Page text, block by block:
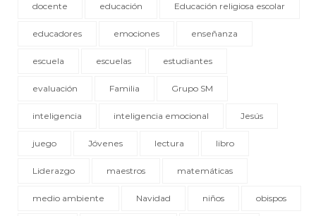
docente educación Educación religiosa escolar
educadores emociones enseñanza
escuela escuelas estudiantes
evaluación Familia Grupo SM
inteligencia inteligencia emocional Jesús
juego Jóvenes lectura libro
Liderazgo maestros matemáticas
medio ambiente Navidad niños obispos